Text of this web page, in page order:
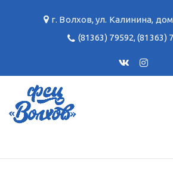
г. Волхов,ул. Калинина,
(81363) 79592,(81363)